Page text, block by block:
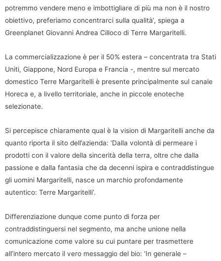
potremmo vendere meno e imbottigliare di più ma non è il nostro
obiettivo, preferiamo concentrarci sulla qualità’, spiega a
Greenplanet Giovanni Andrea Cilloco di Terre Margaritelli.
La commercializzazione è per il 50% estera – concentrata tra Stati
Uniti, Giappone, Nord Europa e Francia -, mentre sul mercato
domestico Terre Margaritelli è presente principalmente sul canale
Horeca e, a livello territoriale, anche in piccole enoteche
selezionate.
Si percepisce chiaramente qual è la vision di Margaritelli anche da
quanto riporta il sito dell’azienda: ‘Dalla volontà di permeare i
prodotti con il valore della sincerità della terra, oltre che dalla
passione e dalla fantasia che da decenni ispira e contraddistingue
gli uomini Margaritelli, nasce un marchio profondamente
autentico: Terre Margaritelli’.
Differenziazione dunque come punto di forza per
contraddistinguersi nel segmento, ma anche unione nella
comunicazione come valore su cui puntare per trasmettere
all’intero mercato il vero messaggio del bio: ‘In generale –